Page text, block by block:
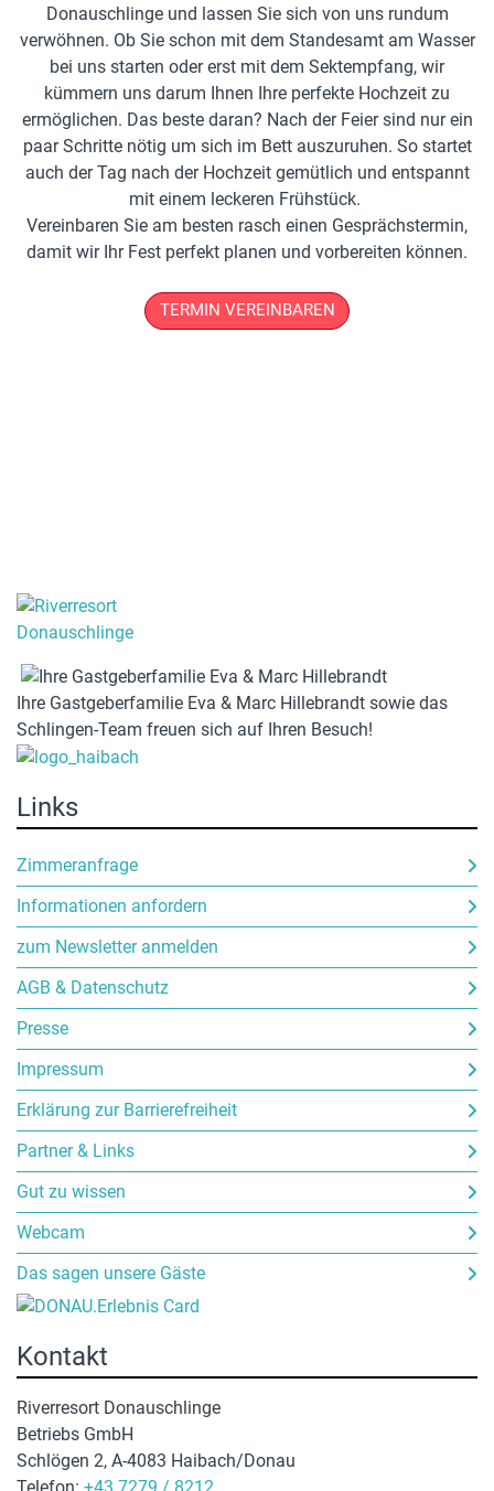
Donauschlinge und lassen Sie sich von uns rundum
verwöhnen. Ob Sie schon mit dem Standesamt am Wasser
bei uns starten oder erst mit dem Sektempfang, wir
kümmern uns darum Ihnen Ihre perfekte Hochzeit zu
ermöglichen. Das beste daran? Nach der Feier sind nur ein
paar Schritte nötig um sich im Bett auszuruhen. So startet
auch der Tag nach der Hochzeit gemütlich und entspannt
mit einem leckeren Frühstück.
Vereinbaren Sie am besten rasch einen Gesprächstermin,
damit wir Ihr Fest perfekt planen und vorbereiten können.
TERMIN VEREINBAREN
Ihre Gastgeberfamilie Eva & Marc Hillebrandt sowie das
Schlingen-Team freuen sich auf Ihren Besuch!
Links
Zimmeranfrage
Informationen anfordern
zum Newsletter anmelden
AGB & Datenschutz
Presse
Impressum
Erklärung zur Barrierefreiheit
Partner & Links
Gut zu wissen
Webcam
Das sagen unsere Gäste
Kontakt
Riverresort Donauschlinge
Betriebs GmbH
Schlögen 2, A-4083 Haibach/Donau